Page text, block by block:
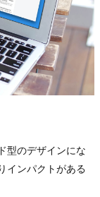
型のデザインにな
インパクトがある